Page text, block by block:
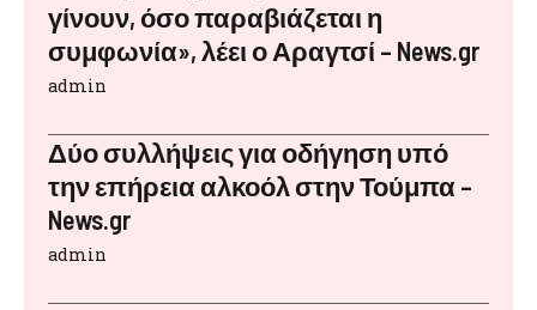
γίνουν, όσο παραβιάζεται η
συμφωνία», λέει ο Αραγτσί – News.gr
admin
Δύο συλλήψεις για οδήγηση υπό
την επήρεια αλκοόλ στην Τούμπα –
News.gr
admin